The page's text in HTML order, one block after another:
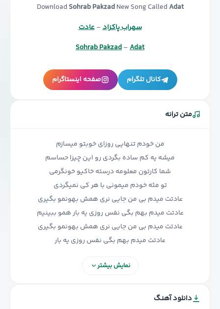
Download Sohrab PakzadNew Song Called Adat
سهراب پاکزاد–عادت
Sohrab Pakzad–Adat
کانال تلگرام صفحه اینستاگرام
متن ترانه
نمایش بیشتر
دانلود آهنگ